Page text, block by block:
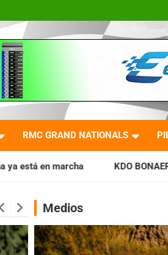
RMC GRAND NATIONALS
KDO BONAERENSE: Con la vara
Medios